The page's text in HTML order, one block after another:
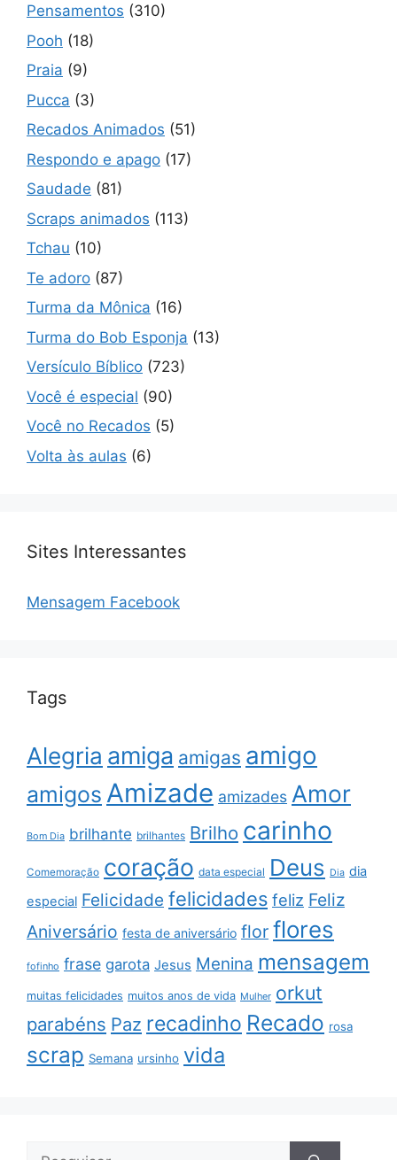
Pensamentos (310)
Pooh (18)
Praia (9)
Pucca (3)
Recados Animados (51)
Respondo e apago (17)
Saudade (81)
Scraps animados (113)
Tchau (10)
Te adoro (87)
Turma da Mônica (16)
Turma do Bob Esponja (13)
Versículo Bíblico (723)
Você é especial (90)
Você no Recados (5)
Volta às aulas (6)
Sites Interessantes
Mensagem Facebook
Tags
Alegria amiga amigas amigo
amigos Amizade amizades Amor
Bom Dia brilhante brilhantes Brilho carinho
Comemoração coração data especial Deus Dia dia
especial Felicidade felicidades feliz Feliz
Aniversário festa de aniversário flor flores
fofinho frase garota Jesus Menina mensagem
muitas felicidades muitos anos de vida Mulher orkut
parabéns Paz recadinho Recado rosa
scrap Semana ursinho vida